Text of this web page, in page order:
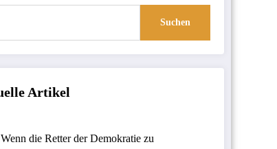
Suchen
Artikel
Wenn die Retter der Demokratie zu